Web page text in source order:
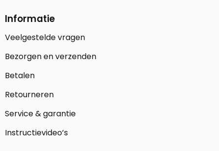
Informatie
Veelgestelde vragen
Bezorgen en verzenden
Betalen
Retourneren
Service & garantie
Instructievideo’s